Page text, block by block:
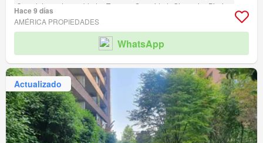
Completamente amoblado
Terraza Seguridad Gimnasio
Piscina
Ascensor Jardín Conserje
Hace 9 días
AMÉRICA PROPIEDADES
WhatsApp
Actualizado